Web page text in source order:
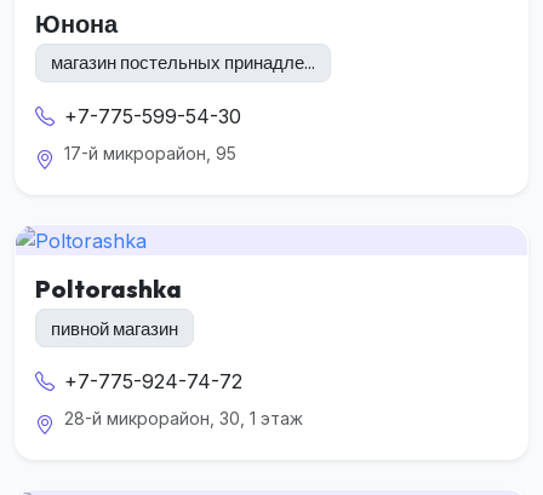
Юнона
магазин постельных принадле...
+7-775-599-54-30
17-й микрорайон, 95
Poltorashka
пивной магазин
+7-775-924-74-72
28-й микрорайон, 30, 1 этаж